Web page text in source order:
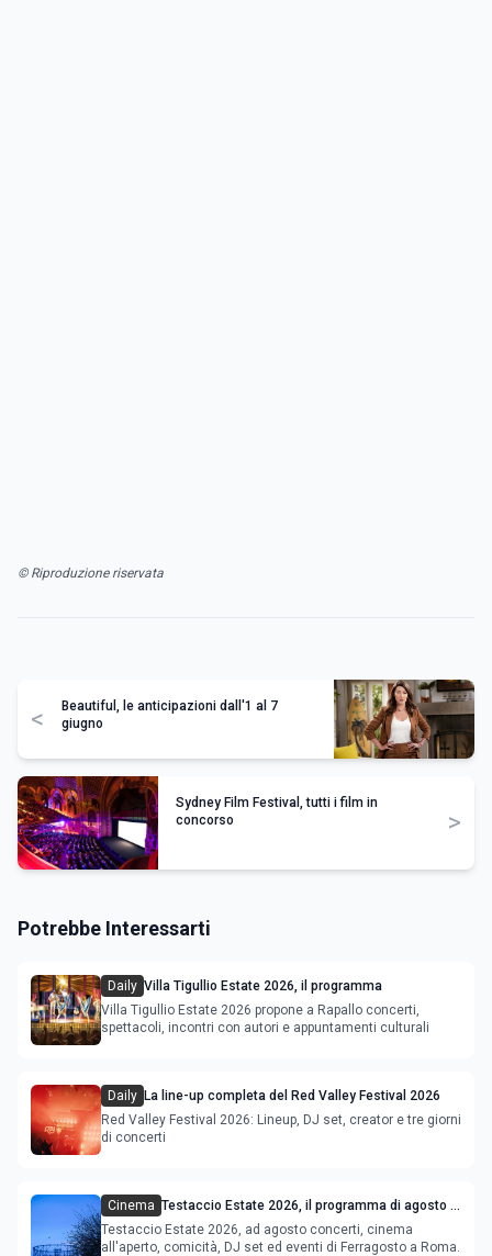
© Riproduzione riservata
<
Beautiful, le anticipazioni dall'1 al 7
giugno
Sydney Film Festival, tutti i film in
concorso
>
Potrebbe Interessarti
Daily Villa Tigullio Estate 2026, il programma
Villa Tigullio Estate 2026 propone a Rapallo concerti,
spettacoli, incontri con autori e appuntamenti culturali
Daily La line-up completa del Red Valley Festival 2026
Red Valley Festival 2026: Lineup, DJ set, creator e tre giorni
di concerti
Cinema Testaccio Estate 2026, il programma di agosto e
Ferragosto
Testaccio Estate 2026, ad agosto concerti, cinema
all'aperto, comicità, DJ set ed eventi di Ferragosto a Roma.